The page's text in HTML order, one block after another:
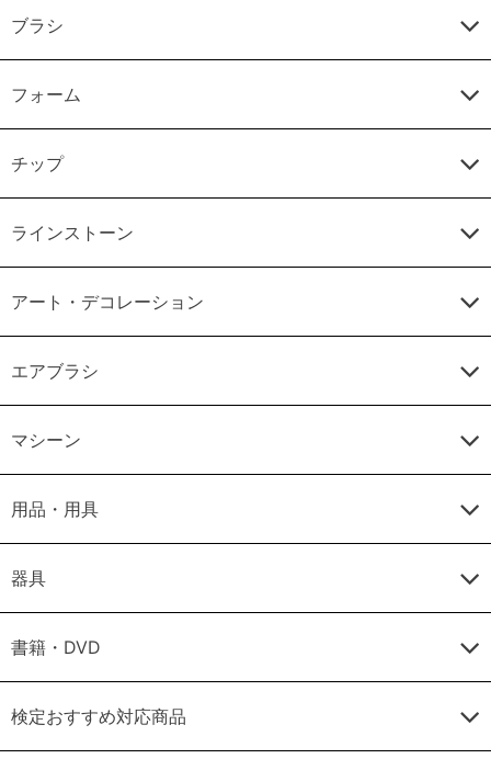
ブラシ
フォーム
チップ
ラインストーン
アート・デコレーション
エアブラシ
マシーン
用品・用具
器具
書籍・DVD
検定おすすめ対応商品